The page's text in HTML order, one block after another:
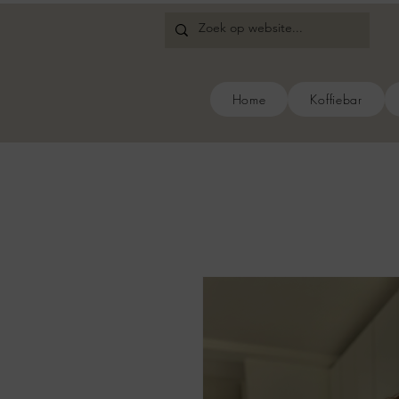
Home Koffiebar